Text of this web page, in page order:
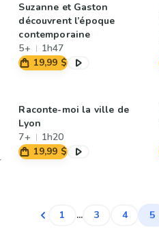
Suzanne et Gaston
découvrent l’époque
contemporaine
5+
1h47
19,99 $
Raconte-moi la ville de
Lyon
7+
1h20
19,99 $
1 ... 3 4 5